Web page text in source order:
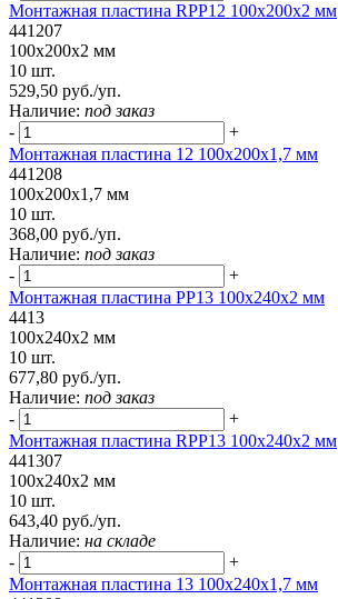
Монтажная пластина RPP12 100x200x2 мм
441207
100x200x2 мм
10 шт.
529,50 руб./уп.
Наличие: под заказ
-
+
Монтажная пластина 12 100x200x1,7 мм
441208
100x200x1,7 мм
10 шт.
368,00 руб./уп.
Наличие: под заказ
-
+
Монтажная пластина PP13 100x240x2 мм
4413
100x240x2 мм
10 шт.
677,80 руб./уп.
Наличие: под заказ
-
+
Монтажная пластина RPP13 100x240x2 мм
441307
100x240x2 мм
10 шт.
643,40 руб./уп.
Наличие: на складе
-
+
Монтажная пластина 13 100x240x1,7 мм